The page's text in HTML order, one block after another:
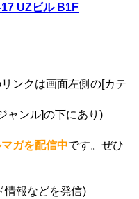
UZビル B1F
ンクは画面左側の[カテ
ャンル]の下にあり)
マガを配信中です。ぜひ
情報などを発信)